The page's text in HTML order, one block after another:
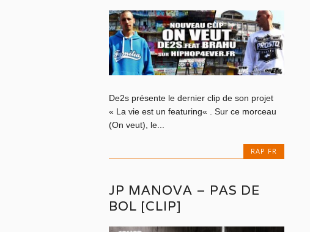
De2s présente le dernier clip de son projet
« La vie est un featuring« . Sur ce morceau
(On veut), le...
RAP FR
JP MANOVA – PAS DE
BOL [CLIP]